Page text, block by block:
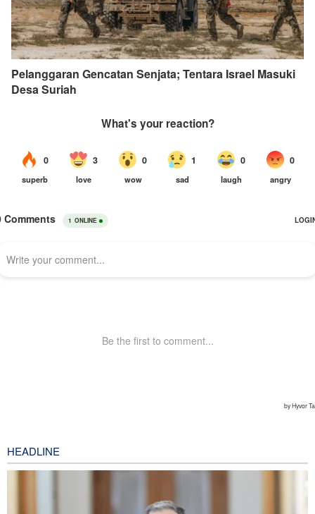
Pelanggaran Gencatan Senjata; Tentara Israel Masuki
Desa Suriah
HEADLINE